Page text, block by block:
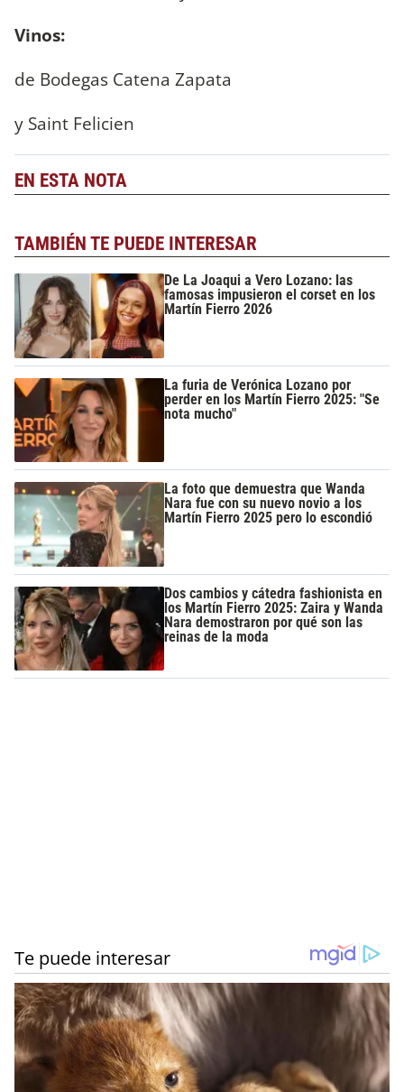
Vinos:
de Bodegas Catena Zapata
y Saint Felicien
EN ESTA NOTA
TAMBIÉN TE PUEDE INTERESAR
De La Joaqui a Vero Lozano: las
famosas impusieron el corset en los
Martín Fierro 2026
La furia de Verónica Lozano por
perder en los Martín Fierro 2025: "Se
nota mucho"
La foto que demuestra que Wanda
Nara fue con su nuevo novio a los
Martín Fierro 2025 pero lo escondió
Dos cambios y cátedra fashionista en
los Martín Fierro 2025: Zaira y Wanda
Nara demostraron por qué son las
reinas de la moda